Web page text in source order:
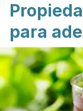
para